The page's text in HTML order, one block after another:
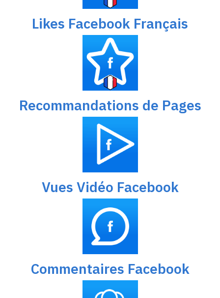
Likes Facebook Français
Recommandations de Pages
Vues Vidéo Facebook
Commentaires Facebook